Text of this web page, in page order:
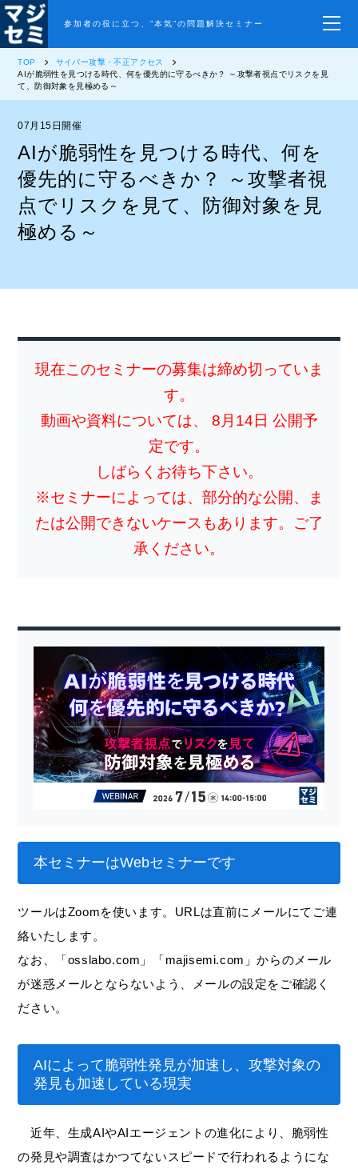
参加者の役に立つ、”本気”の問題解決セミナー
TOP
サイバー攻撃・不正アクセス
AIが脆弱性を見つける時代、何を優先的に守るべきか？ ～攻撃者視点でリスクを見
て、防御対象を見極める～
07月15日開催
AIが脆弱性を見つける時代、何を
優先的に守るべきか？ ～攻撃者視
点でリスクを見て、防御対象を見
極める～
現在このセミナーの募集は締め切っていま
す。
動画や資料については、 8月14日 公開予
定です。
しばらくお待ち下さい。
※セミナーによっては、部分的な公開、ま
たは公開できないケースもあります。ご了
承ください。
本セミナーはWebセミナーです
ツールはZoomを使います。URLは直前にメールにてご連
絡いたします。
なお、「osslabo.com」「majisemi.com」からのメール
が迷惑メールとならないよう、メールの設定をご確認く
ださい。
AIによって脆弱性発見が加速し、攻撃対象の
発見も加速している現実
近年、生成AIやAIエージェントの進化により、脆弱性
の発見や調査はかつてないスピードで行われるようにな